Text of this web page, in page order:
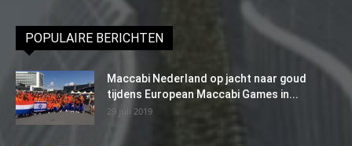
POPULAIRE BERICHTEN
Maccabi Nederland op jacht naar goud
tijdens European Maccabi Games in...
29 juli 2019